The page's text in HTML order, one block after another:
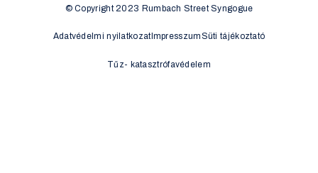
© Copyright 2023 Rumbach Street Syngogue
Adatvédelmi nyilatkozatImpresszum Süti tájékoztató
Tűz- katasztrófavédelem